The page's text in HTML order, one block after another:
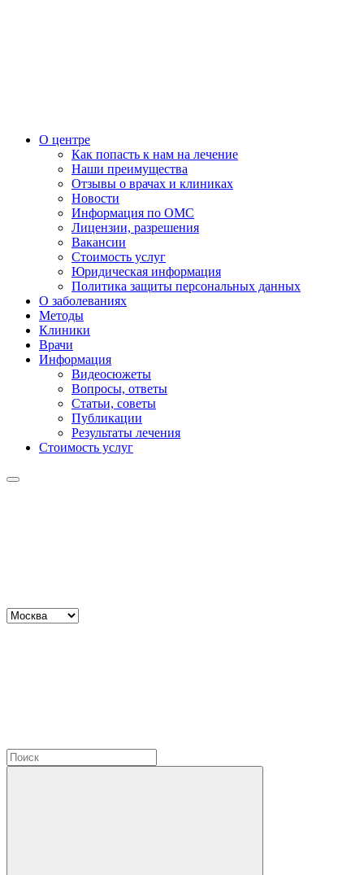
О центре
Как попасть к нам на лечение
Наши преимущества
Отзывы о врачах и клиниках
Новости
Информация по ОМС
Лицензии, разрешения
Вакансии
Стоимость услуг
Юридическая информация
Политика защиты персональных данных
О заболеваниях
Методы
Клиники
Врачи
Информация
Видеосюжеты
Вопросы, ответы
Статьи, советы
Публикации
Результаты лечения
Стоимость услуг